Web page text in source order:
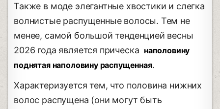
Также в моде элегантные хвостики и слегка
волнистые распущенные волосы. Тем не
менее, самой большой тенденцией весны
2026 года является прическа наполовину
поднятая наполовину распущенная.
Характеризуется тем, что половина нижних
волос распущена (они могут быть